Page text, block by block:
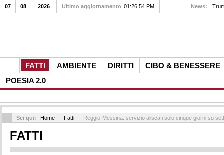
FATTI AMBIENTE DIRITTI
CIBO & BENESSERE
POESIA 2.0
07 08 2026 Ultimo aggiornamento 01:26:54 PM News:
Addio ad Abbe Lane, regina del cha cha cha con T...
Sei qui: Home Fatti Reggio-Messina: servizio aliscafi solo cinque giorni su
FATTI